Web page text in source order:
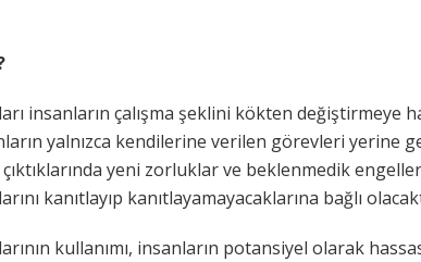
insanların çalışma şeklini kökten değiştirmeye
yalnızca kendilerine verilen görevleri yerine
yeni zorluklar ve beklenmedik
kanıtlayıp kanıtlayamayacaklarına bağlı
kullanımı, insanların potansiyel olarak